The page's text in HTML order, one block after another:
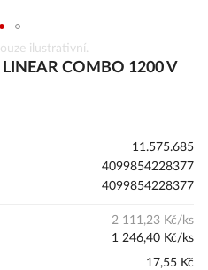
ilustrativní.
COMBO 1200 V
11.575.685
4099854228377
4099854228377
2 111,23 Kč/ks
1 246,40 Kč/ks
17,55 Kč